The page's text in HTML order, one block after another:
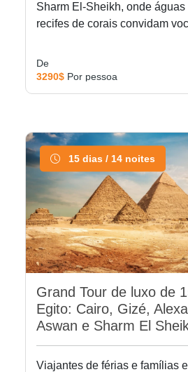
Sharm El-Sheikh, onde
recifes de corais convidam
De
3290$ Por pessoa
15 dias / 14 noites
Grand Tour de luxo de
Egito: Cairo, Gizé,
Aswan e Sharm El
Viajantes de férias e famílias